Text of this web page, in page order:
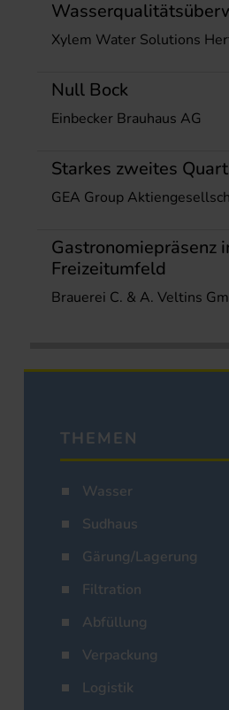
Xylem Water Solutions
Null Bock
Einbecker Brauhaus AG
Starkes zweites
GEA Group
Gastronomiepräsenz
Freizeitumfeld
Brauerei C. & A. Veltins
THEMEN
Wasser
Sudhaus
Gärung/Lagerung
Filtration
Abfüllung
Verpackung
Logistik